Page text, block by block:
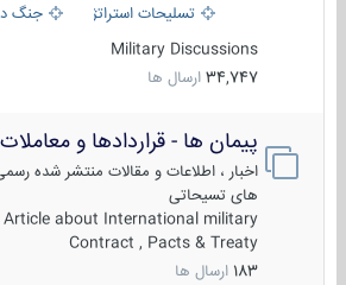
تسلیحات استراتژیک
جنگ در
Military Discussions
34,747 ارسال ها
پیمان ها - قراردادها و معاملات
اخبار ، اطلاعات و مقالات منتشر شده رسمی
های تسیحاتی
Article about International military
Contract , Pacts & Treaty
183 ارسال ها